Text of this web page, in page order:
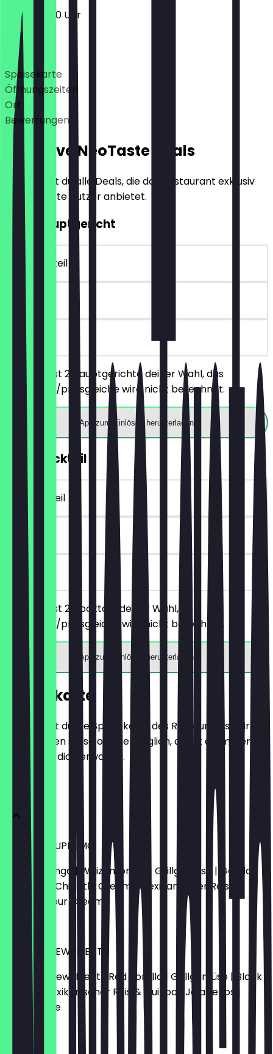
17:00 - 01:00 Uhr
Deals
Speisekarte
Öffnungszeiten
Ort
Bewertungen
Exklusive NeoTaste Deals
Hier findest du alle Deals, die das Restaurant exklusiv
für NeoTaste Nutzer anbietet.
2für1 Hauptgericht
~20 € Vorteil
90 Tage
vor Ort
Du bestellst 2 Hauptgerichte deiner Wahl, das
günstigere/preisgleiche wird nicht berechnet.
App zum Einlösen herunterladen
2für1 Cocktail
~10 € Vorteil
90 Tage
vor Ort
Du bestellst 2 Cocktails deiner Wahl, der
günstigere/preisgleiche wird nicht berechnet.
App zum Einlösen herunterladen
Speisekarte
Hier findest du die Speisekarte des Restaurants. Wir
aktualisieren sie so oft wie möglich, damit du immer
weißt, was dich erwartet.
BURRITO SUPREMO
Chicken Tinga | Weizentortilla | Grillgemüse | Gouda |
Cheddar | Chipotle Cream | Mexikanischer Reis &
Quinoa | Sour Cream
17,90 €
BURRITO NEW-MEAT
Redefine New-Meat | Red Tortilla | Grillgemüse | Black
Beans | Mexikanischer Reis & Quinoa | Jalapeños |
Guacamole
17,90 €